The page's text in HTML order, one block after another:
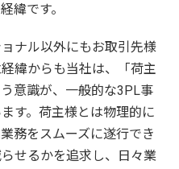
緯です。
ナル以外にもお取引先様
緯からも当社は、「荷主
意識が、一般的な3PL事
す。荷主様とは物理的に
務をスムーズに遂行でき
せるかを追求し、日々業